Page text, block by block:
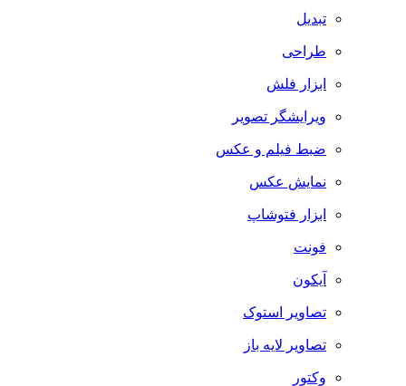
تبدیل
طراحی
ابزار فلش
ویرایشگر تصویر
ضبط فيلم و عكس
نمایش عکس
ابزار فتوشاپ
فونت
آیکون
تصاویر استوک
تصاویر لایه باز
وکتور